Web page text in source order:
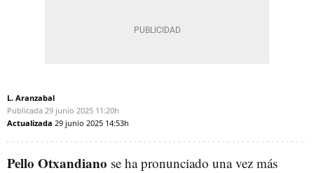
L. Aranzabal
Publicada 29 junio 2025 11:20h
Actualizada 29 junio 2025 14:53h
Pello Otxandiano se ha pronunciado una vez más